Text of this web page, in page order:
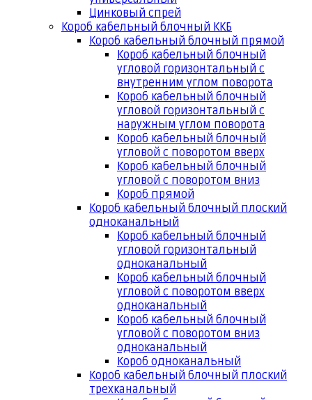
Цинковый спрей
Короб кабельный блочный ККБ
Короб кабельный блочный прямой
Короб кабельный блочный
угловой горизонтальный с
внутренним углом поворота
Короб кабельный блочный
угловой горизонтальный с
наружным углом поворота
Короб кабельный блочный
угловой с поворотом вверх
Короб кабельный блочный
угловой с поворотом вниз
Короб прямой
Короб кабельный блочный плоский
одноканальный
Короб кабельный блочный
угловой горизонтальный
одноканальный
Короб кабельный блочный
угловой с поворотом вверх
одноканальный
Короб кабельный блочный
угловой с поворотом вниз
одноканальный
Короб одноканальный
Короб кабельный блочный плоский
трехканальный